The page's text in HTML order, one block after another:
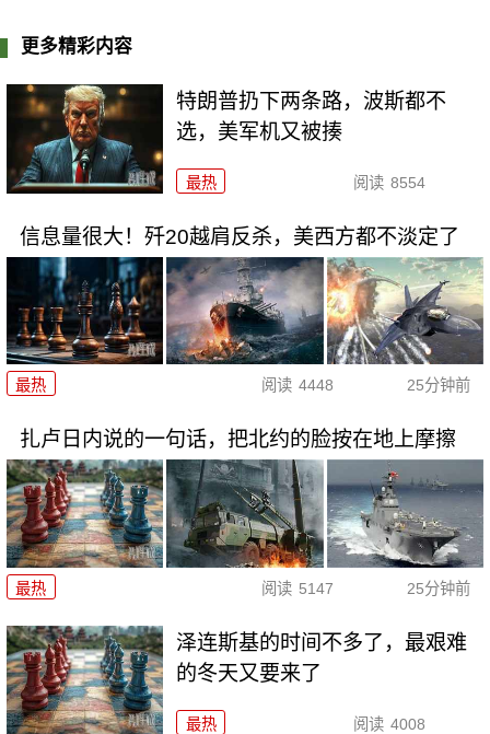
更多精彩内容
特朗普扔下两条路，波斯都不
选，美军机又被揍
最热 阅读 8554
信息量很大！歼20越肩反杀，美西方都不淡定了
最热 阅读 4448 25分钟前
扎卢日内说的一句话，把北约的脸按在地上摩擦
最热 阅读 5147 25分钟前
泽连斯基的时间不多了，最艰难
的冬天又要来了
最热 阅读 4008